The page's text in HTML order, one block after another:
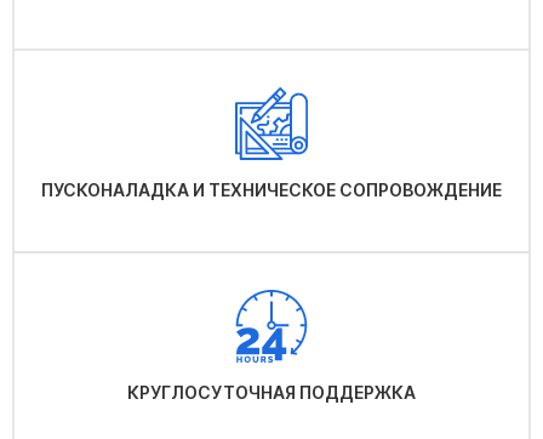
ПУСКОНАЛАДКА И ТЕХНИЧЕСКОЕ СОПРОВОЖДЕНИЕ
КРУГЛОСУТОЧНАЯ ПОДДЕРЖКА